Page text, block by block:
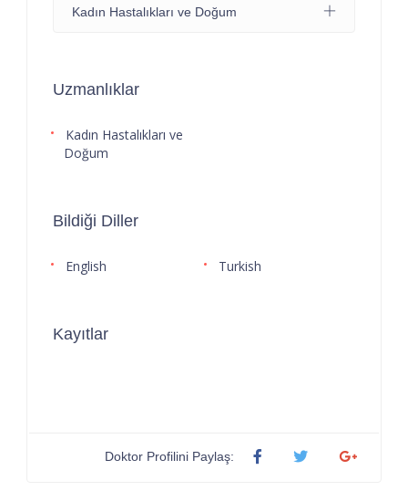
Kadın Hastalıkları ve Doğum
Uzmanlıklar
Kadın Hastalıkları ve
Doğum
Bildiği Diller
English Turkish
Kayıtlar
Doktor Profilini Paylaş: